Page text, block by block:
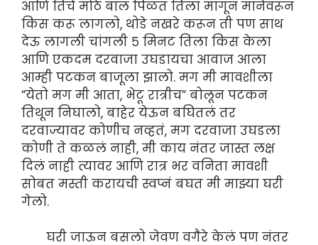
आणि तिचे मोठे बॉल पिळत तिला मागून मानेवरून
किस करू लागलो, थोडे नखरे करून ती पण साथ
देऊ लागली चांगली ५ मिनट तिला किस केला
आणि एकदम दरवाजा उघडायचा आवाज आला
आम्ही पटकन बाजूला झालो. मग मी मावशीला
“येतो मग मी आता, भेटू रात्रीच” बोलून पटकन
तिथून निघालो, बाहेर येऊन बघितलं तर
दरवाज्यावर कोणीच नव्हतं, मग दरवाजा उघडला
कोणी ते कळलं नाही, मी काय नंतर जास्त लक्ष
दिलं नाही त्यावर आणि रात्र भर वनिता मावशी
सोबत मस्ती करायची स्वप्नं बघत मी माझ्या घरी
गेलो.
घरी जाऊन बसलो जेवण वगैरे केलं पण नंतर